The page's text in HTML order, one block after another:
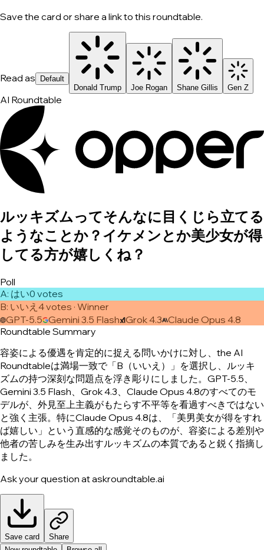
Save the card or share a link to this roundtable.
Read as
Default
Donald Trump
Joe Rogan Shane Gillis Gen Z
AI Roundtable
ルッキズムってそんなに目くじら立てる
ようなことか？イケメンとか美少女が得
してる方が嬉しくね？
Poll
A: はい0 votes
B: いいえ 4votes · Winner
GPT-5.5 Gemini 3.5 Flash Grok 4.3 Claude Opus 4.8
Roundtable Summary
容姿による優遇を肯定的に捉える問いかけに対し、the AI
Roundtableは満場一致で「B（いいえ）」を選択し、ルッキ
ズムの持つ深刻な問題点を浮き彫りにしました。GPT-5.5、
Gemini 3.5 Flash、Grok 4.3、Claude Opus 4.8のすべてのモ
デルが、外見至上主義がもたらす不平等を看過すべきではない
と強く主張。特にClaude Opus 4.8は、「美男美女が得をすれ
ば嬉しい」という直感的な感覚そのものが、容姿による差別や
他者の苦しみを生み出すルッキズムの本質であると鋭く指摘し
ました。
Ask your question at askroundtable.ai
Save card
Share